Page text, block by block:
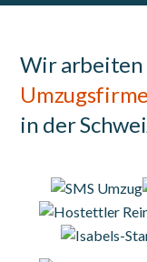
Wir
in der